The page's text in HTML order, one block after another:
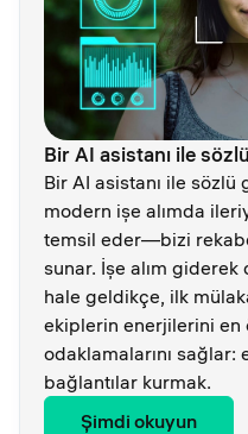
Bir AI asistanı ile
Bir AI asistanı ile sözlü
modern işe alımda
temsil eder—bizi
sunar. İşe alım
hale geldikçe, ilk
ekiplerin enerjilerini en
odaklamalarını
bağlantılar kurmak.
Şimdi okuyun